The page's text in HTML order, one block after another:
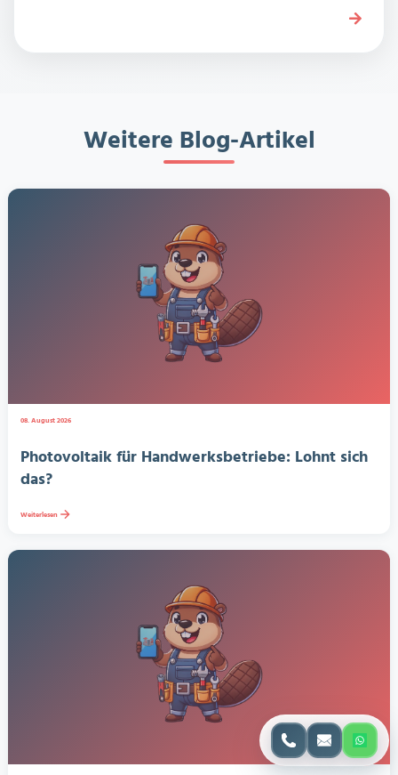
Weitere Blog-Artikel
08. August 2026
Photovoltaik für Handwerksbetriebe: Lohnt sich
das?
Weiterlesen